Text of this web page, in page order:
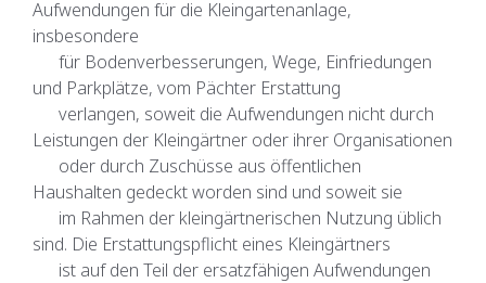
Aufwendungen für die Kleingartenanlage,
insbesondere
für Bodenverbesserungen, Wege, Einfriedungen
und Parkplätze, vom Pächter Erstattung
verlangen, soweit die Aufwendungen nicht durch
Leistungen der Kleingärtner oder ihrer Organisationen
oder durch Zuschüsse aus öffentlichen
Haushalten gedeckt worden sind und soweit sie
im Rahmen der kleingärtnerischen Nutzung üblich
sind. Die Erstattungspflicht eines Kleingärtners
ist auf den Teil der ersatzfähigen Aufwendungen